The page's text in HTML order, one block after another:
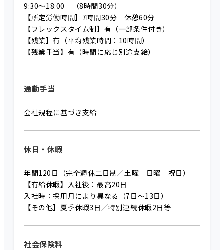
9:30～18:00 （8時間30分）
【所定労働時間】7時間30分 休憩60分
【フレックスタイム制】有（一部条件付き）
【残業】有（平均残業時間：10時間）
【残業手当】有（時間に応じ別途支給）
通勤手当
会社規程に基づき支給
休日・休暇
年間120日（完全週休二日制／土曜 日曜 祝日）
【有給休暇】入社後：最高20日
入社時：採用月により異なる（7日～13日）
【その他】夏季休暇3日／特別連続休暇2日等
社会保険料